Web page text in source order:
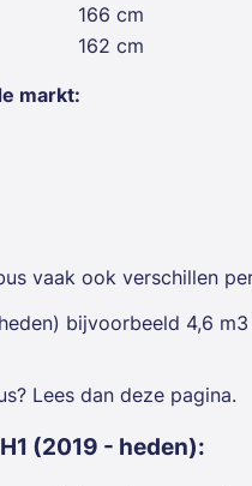
166 cm
162 cm
markt:
vaak ook verschillen
bijvoorbeeld 4,6
Lees dan deze pagina.
(2019 - heden):